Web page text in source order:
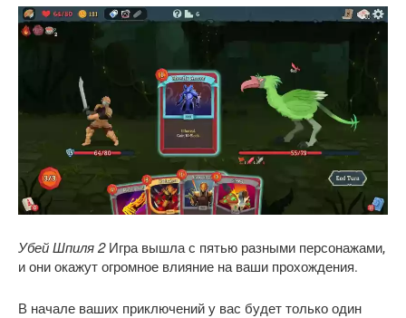
Убей Шпиля 2Игра вышла с пятью разными персонажами,
и они окажут огромное влияние на ваши прохождения.
В начале ваших приключений у вас будет только один